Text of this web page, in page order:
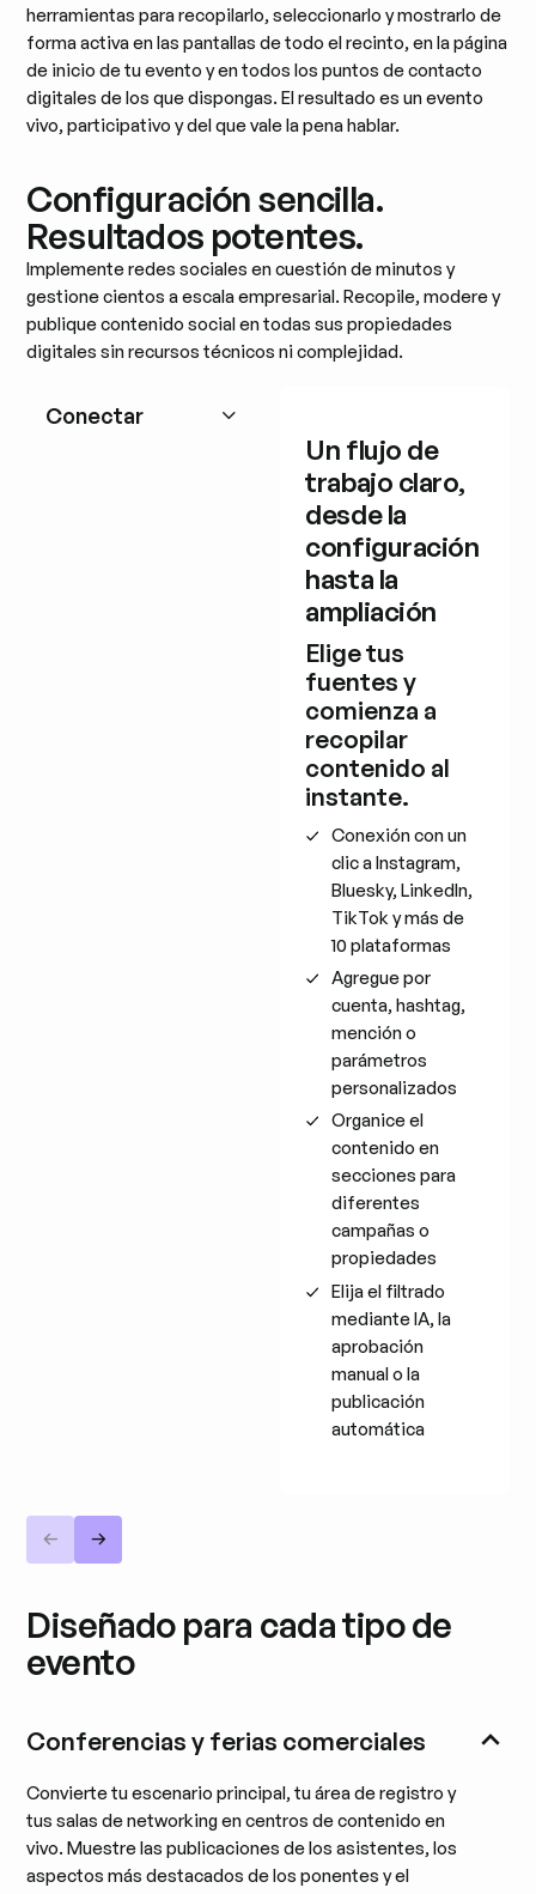
herramientas para recopilarlo, seleccionarlo y mostrarlo de
forma activa en las pantallas de todo el recinto, en la página
de inicio de tu evento y en todos los puntos de contacto
digitales de los que dispongas. El resultado es un evento
vivo, participativo y del que vale la pena hablar.
Configuración sencilla.
Resultados potentes.
Implemente redes sociales en cuestión de minutos y
gestione cientos a escala empresarial. Recopile, modere y
publique contenido social en todas sus propiedades
digitales sin recursos técnicos ni complejidad.
Conectar
Un flujo de
trabajo claro,
desde la
configuración
hasta la
ampliación
Elige tus
fuentes y
comienza a
recopilar
contenido al
instante.
Conexión con un
clic a Instagram,
Bluesky, LinkedIn,
TikTok y más de
10 plataformas
Agregue por
cuenta, hashtag,
mención o
parámetros
personalizados
Organice el
contenido en
secciones para
diferentes
campañas o
propiedades
Elija el filtrado
mediante IA, la
aprobación
manual o la
publicación
automática
Diseñado para cada tipo de
evento
Conferencias y ferias comerciales
Convierte tu escenario principal, tu área de registro y
tus salas de networking en centros de contenido en
vivo. Muestre las publicaciones de los asistentes, los
aspectos más destacados de los ponentes y el